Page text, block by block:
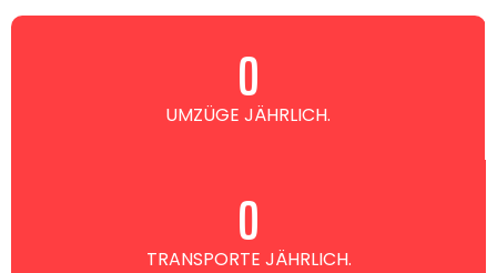
UMZÜGE JÄHRLICH.
0
TRANSPORTE JÄHRLICH.
0